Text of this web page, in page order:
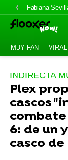
Fabiana
MUY FAN VIRAL
INDIRECTA
Plex
cascos
combate
6: de un
casco